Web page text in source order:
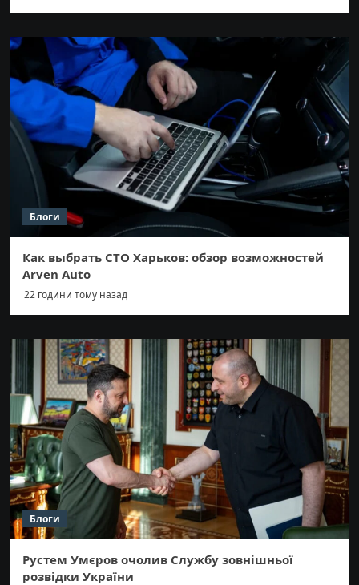
Блоги
Как выбрать СТО Харьков: обзор возможностей
Arven Auto
22 години тому назад
Блоги
Рустем Умєров очолив Службу зовнішньої
розвідки України